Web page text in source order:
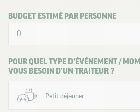
BUDGET ESTIMÉ PAR PERSONNE
POUR QUEL TYPE D’ÉVÉNEMENT /
VOUS BESOIN D’UN TRAITEUR ?
Petit déjeuner